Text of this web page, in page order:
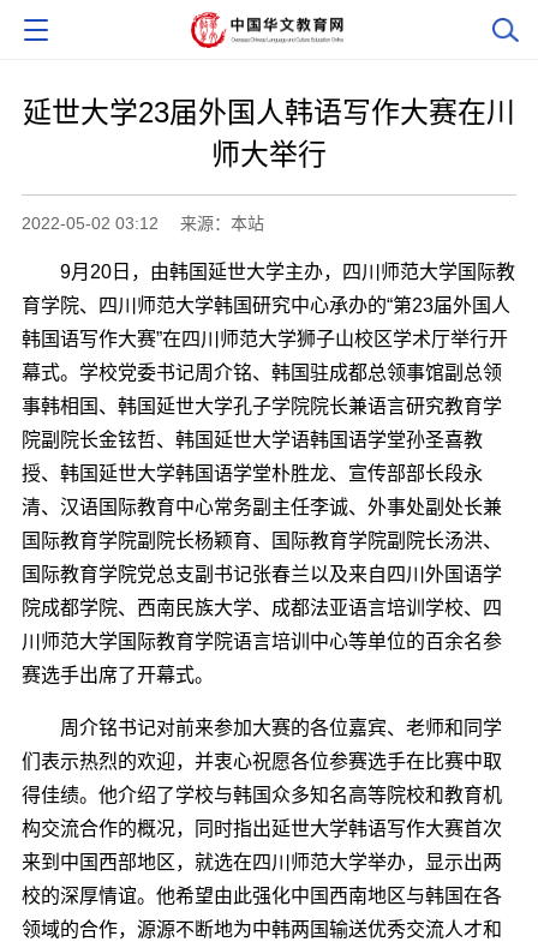
延世大学23届外国人韩语写作大赛在川
师大举行
2022-05-02 03:12 来源：本站
9月20日，由韩国延世大学主办，四川师范大学国际教
育学院、四川师范大学韩国研究中心承办的“第23届外国人
韩国语写作大赛”在四川师范大学狮子山校区学术厅举行开
幕式。学校党委书记周介铭、韩国驻成都总领事馆副总领
事韩相国、韩国延世大学孔子学院院长兼语言研究教育学
院副院长金铉哲、韩国延世大学语韩国语学堂孙圣喜教
授、韩国延世大学韩国语学堂朴胜龙、宣传部部长段永
清、汉语国际教育中心常务副主任李诚、外事处副处长兼
国际教育学院副院长杨颖育、国际教育学院副院长汤洪、
国际教育学院党总支副书记张春兰以及来自四川外国语学
院成都学院、西南民族大学、成都法亚语言培训学校、四
川师范大学国际教育学院语言培训中心等单位的百余名参
赛选手出席了开幕式。
周介铭书记对前来参加大赛的各位嘉宾、老师和同学
们表示热烈的欢迎，并衷心祝愿各位参赛选手在比赛中取
得佳绩。他介绍了学校与韩国众多知名高等院校和教育机
构交流合作的概况，同时指出延世大学韩语写作大赛首次
来到中国西部地区，就选在四川师范大学举办，显示出两
校的深厚情谊。他希望由此强化中国西南地区与韩国在各
领域的合作，源源不断地为中韩两国输送优秀交流人才和